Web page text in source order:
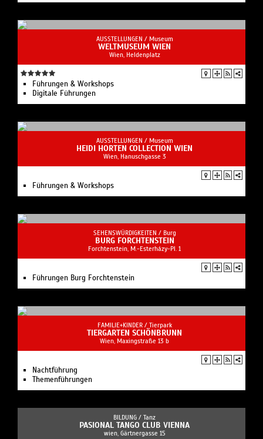
AUSSTELLUNGEN / Museum
WELTMUSEUM WIEN
Wien, Heldenplatz
Führungen & Workshops
Digitale Führungen
AUSSTELLUNGEN / Museum
HEIDI HORTEN COLLECTION WIEN
Wien, Hanuschgasse 3
Führungen & Workshops
SEHENSWÜRDIGKEITEN / Burg
BURG FORCHTENSTEIN
Forchtenstein, M.-Esterházy-Pl. 1
Führungen Burg Forchtenstein
FAMILIE+KINDER / Tierpark
TIERGARTEN SCHÖNBRUNN
Wien, Maxingstraße 13 b
Nachtführung
Themenführungen
BILDUNG / Tanz
PASIONAL TANGO CLUB VIENNA
wien, Gärtnergasse 15